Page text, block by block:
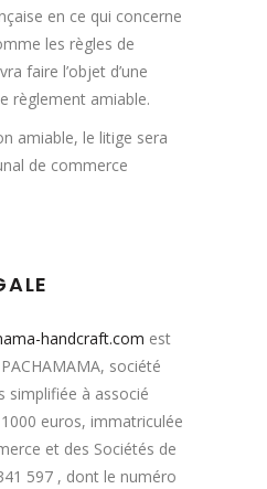
en ce qui concerne
les règles de
faire l’objet d’une
règlement amiable.
amiable, le litige sera
de commerce
handcraft.com est
société
simplifiée à associé
euros, immatriculée
et des Sociétés de
597 , dont le numéro